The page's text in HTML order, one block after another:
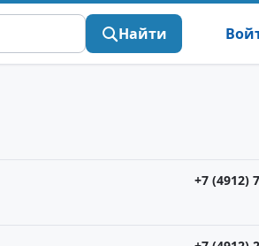
Найти
+7 (4912)